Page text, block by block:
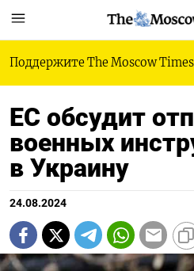
Поддержите The Moscow Times
ЕС обсудит
военных
в Украину
24.08.2024